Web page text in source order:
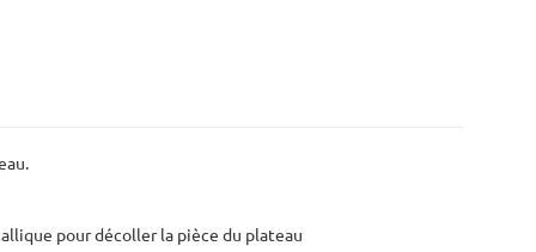
pour décoller la pièce du plateau